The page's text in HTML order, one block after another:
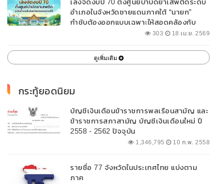
อำเภอในจังหวัดชายแดนภาคใต้ “นายก”
กำชับต้องออกแบบเฉพาะให้สอดคล้องกับ
303 18 เม.ย. 2569
ดูเพิ่มเติม
กระทู้ยอดนิยม
บัญชีเงินเดือนข้าราชการพลเรือนสามัญ และ
ข้าราชการสภาสามัญ บัญชีเงินเดือนใหม่ ปี
2558 - 2562 ปัจจุบัน
1,346,795 10 ก.พ. 2558
รายชื่อ 77 จังหวัดในประเทศไทย แบ่งตาม
ภาค